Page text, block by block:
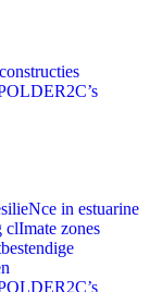
in estuarine
zones